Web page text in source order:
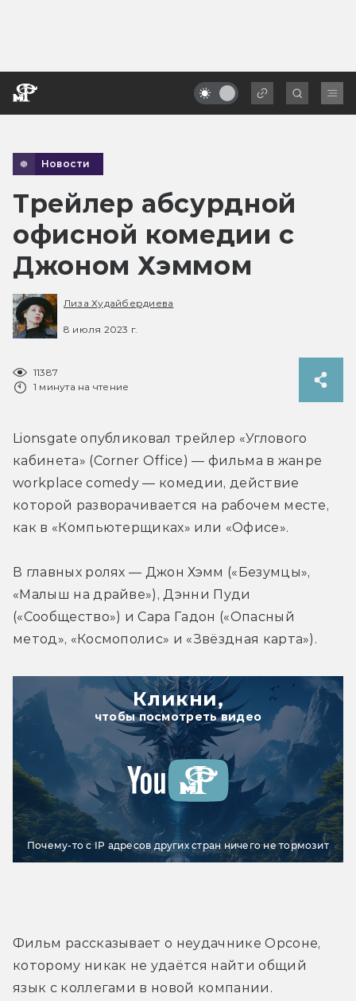
Новости
Трейлер абсурдной
офисной комедии с
Джоном Хэммом
Лиза Худайбердиева
8 июля 2023 г.
11387
1 минута на чтение
Lionsgate опубликовал трейлер «Углового
кабинета» (Corner Office) — фильма в жанре
workplace comedy — комедии, действие
которой разворачивается на рабочем месте,
как в «Компьютерщиках» или «Офисе».
В главных ролях — Джон Хэмм («Безумцы»,
«Малыш на драйве»), Дэнни Пуди
(«Сообщество») и Сара Гадон («Опасный
метод», «Космополис» и «Звёздная карта»).
Кликни,
чтобы посмотреть видео
Почему-то с IP адресов других стран ничего не тормозит
Фильм рассказывает о неудачнике Орсоне,
которому никак не удаётся найти общий
язык с коллегами в новой компании.